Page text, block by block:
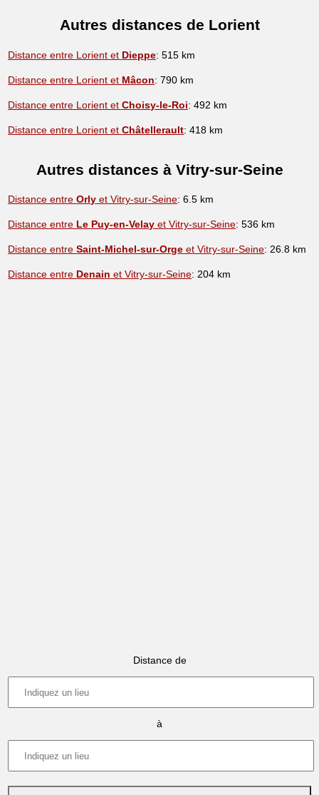
Autres distances de Lorient
Distance entre Lorient et Dieppe: 515 km
Distance entre Lorient et Mâcon: 790 km
Distance entre Lorient etChoisy-le-Roi: 492 km
Distance entre Lorient etChâtellerault: 418 km
Autres distances à Vitry-sur-Seine
Distance entreOrly et Vitry-sur-Seine: 6.5 km
Distance entre Le Puy-en-Velay et Vitry-sur-Seine: 536 km
Distance entreSaint-Michel-sur-Orge et Vitry-sur-Seine: 26.8 km
Distance entre Denain et Vitry-sur-Seine: 204 km
Distance de
à